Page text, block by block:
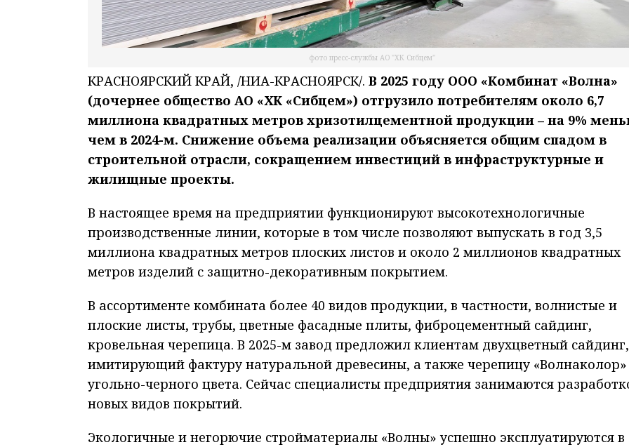
фото пресс-службы АО "ХК Сибцем"
КРАСНОЯРСКИЙ КРАЙ, /НИА-КРАСНОЯРСК/. В 2025 году ООО «Комбинат «Волна»
(дочернее общество АО «ХК «Сибцем») отгрузило потребителям около 6,7
миллиона квадратных метров хризотилцементной продукции – на 9%
чем в 2024-м. Снижение объема реализации объясняется общим спадом в
строительной отрасли, сокращением инвестиций в инфраструктурные и
жилищные проекты.
В настоящее время на предприятии функционируют высокотехнологичные
производственные линии, которые в том числе позволяют выпускать в год 3,5
миллиона квадратных метров плоских листов и около 2 миллионов квадратных
метров изделий с защитно-декоративным покрытием.
В ассортименте комбината более 40 видов продукции, в частности, волнистые и
плоские листы, трубы, цветные фасадные плиты, фиброцементный сайдинг,
кровельная черепица. В 2025-м завод предложил клиентам двухцветный сайдинг,
имитирующий фактуру натуральной древесины, а также черепицу «Волнаколор»
угольно-черного цвета. Сейчас специалисты предприятия занимаются
новых видов покрытий.
Экологичные и негорючие стройматериалы «Волны» успешно эксплуатируются в